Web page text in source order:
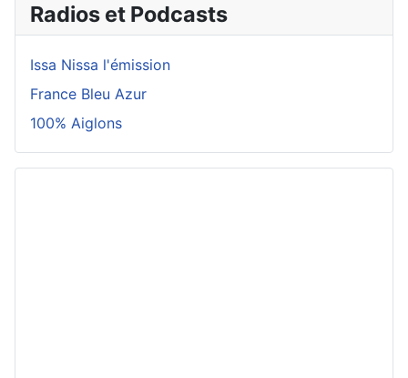
Radios et Podcasts
Issa Nissa l'émission
France Bleu Azur
100% Aiglons